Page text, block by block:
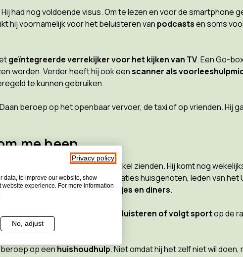
had nog voldoende visus. Om te lezen en voor de smartphone
hij voornamelijk voor het beluisteren van podcastsen soms
geïntegreerde verrekijker voor het kijken van TV. Een Go-
worden. Verder heeft hij ook eenscanner als
te kunnen gebruiken.
beroep op het openbaar vervoer, de taxi of op vrienden. Hij
me heen
te hebben met enkel zienden. Hij komt nog
verbindende factor voor generaties huisgenoten, leden van het
hij regelmatigpiano op feestjes en diners.
radio luisteren of volgt sportop de
te zijn.
op een huishoudhulp. Niet omdat hij het zelf niet wil doen,
Privacy policy
data, to improve our website, show
experience. For more information
No, adjust